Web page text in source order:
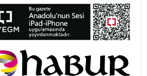
TAVUKLAR İŞLERİNİ İHMAL
EDİNCE
Mecit Akgül